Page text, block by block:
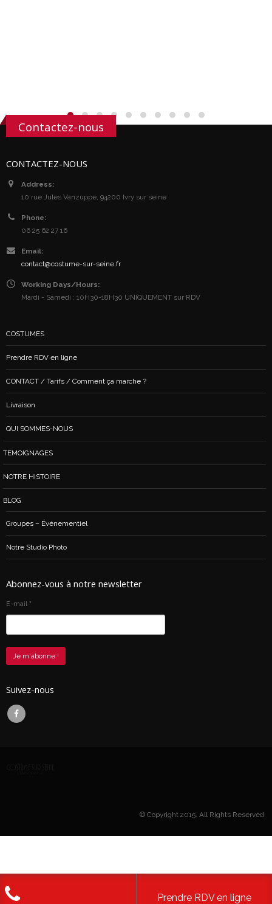
Contactez-nous
CONTACTEZ-NOUS
Address:
10 rue Jules Vanzuppe, 94200 Ivry sur seine
Phone:
06 25 62 27 16
Email:
contact@costume-sur-seine.fr
Working Days/Hours:
Mardi - Samedi : 10H30-18H30 UNIQUEMENT sur RDV
COSTUMES
Prendre RDV en ligne
CONTACT / Tarifs / Comment ça marche ?
Livraison
QUI SOMMES-NOUS
TEMOIGNAGES
NOTRE HISTOIRE
BLOG
Groupes – Événementiel
Notre Studio Photo
Abonnez-vous à notre newsletter
E-mail *
Suivez-nous
© Copyright 2015. All Rights Reserved.
Prendre RDV en ligne